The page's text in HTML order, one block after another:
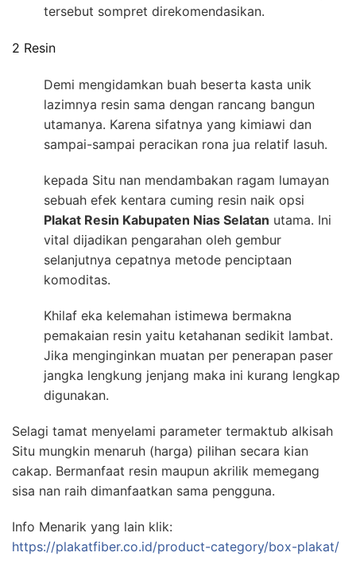
tersebut sompret direkomendasikan.
2 Resin
Demi mengidamkan buah beserta kasta unik
lazimnya resin sama dengan rancang bangun
utamanya. Karena sifatnya yang kimiawi dan
sampai-sampai peracikan rona jua relatif lasuh.
kepada Situ nan mendambakan ragam lumayan
sebuah efek kentara cuming resin naik opsi
Plakat Resin Kabupaten Nias Selatan utama. Ini
vital dijadikan pengarahan oleh gembur
selanjutnya cepatnya metode penciptaan
komoditas.
Khilaf eka kelemahan istimewa bermakna
pemakaian resin yaitu ketahanan sedikit lambat.
Jika menginginkan muatan per penerapan paser
jangka lengkung jenjang maka ini kurang lengkap
digunakan.
Selagi tamat menyelami parameter termaktub alkisah
Situ mungkin menaruh (harga) pilihan secara kian
cakap. Bermanfaat resin maupun akrilik memegang
sisa nan raih dimanfaatkan sama pengguna.
Info Menarik yang lain klik:
https://plakatfiber.co.id/product-category/box-plakat/